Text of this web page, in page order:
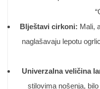
Blještavi cirkoni: Mali,
naglašavaju lepotu
Univerzalna veličina
stilovima nošenja,